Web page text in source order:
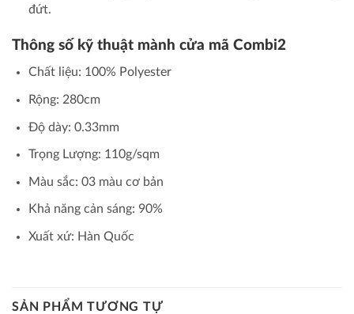
đứt.
Thông số kỹ thuật mành cửa mã Combi2
Chất liệu: 100% Polyester
Rộng: 280cm
Độ dày: 0.33mm
Trọng Lượng: 110g/sqm
Màu sắc: 03 màu cơ bản
Khả năng cản sáng: 90%
Xuất xứ: Hàn Quốc
SẢN PHẨM TƯƠNG TỰ